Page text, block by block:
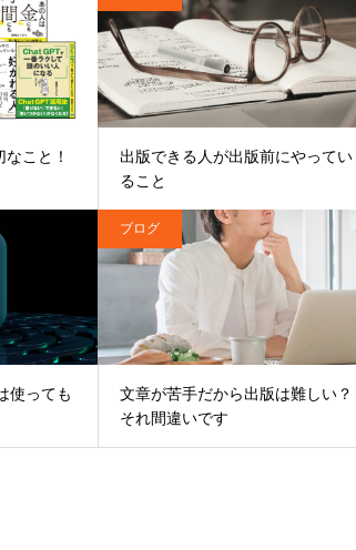
こと！
出版できる人が出版前にやってい
ること
使っても
ブログ
文章が苦手だから出版は難しい？
それ間違いです